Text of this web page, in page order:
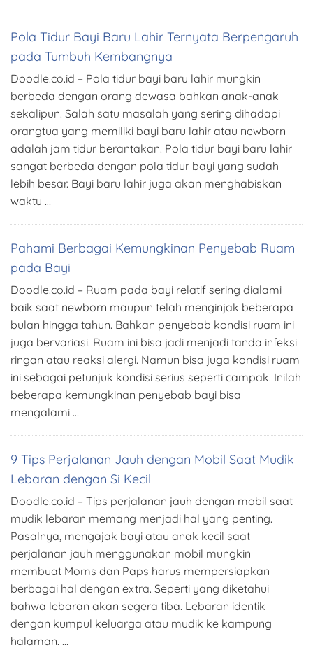
Pola Tidur Bayi Baru Lahir Ternyata Berpengaruh
pada Tumbuh Kembangnya
Doodle.co.id – Pola tidur bayi baru lahir mungkin
berbeda dengan orang dewasa bahkan anak-anak
sekalipun. Salah satu masalah yang sering dihadapi
orangtua yang memiliki bayi baru lahir atau newborn
adalah jam tidur berantakan. Pola tidur bayi baru lahir
sangat berbeda dengan pola tidur bayi yang sudah
lebih besar. Bayi baru lahir juga akan menghabiskan
waktu …
Pahami Berbagai Kemungkinan Penyebab Ruam
pada Bayi
Doodle.co.id – Ruam pada bayi relatif sering dialami
baik saat newborn maupun telah menginjak beberapa
bulan hingga tahun. Bahkan penyebab kondisi ruam ini
juga bervariasi. Ruam ini bisa jadi menjadi tanda infeksi
ringan atau reaksi alergi. Namun bisa juga kondisi ruam
ini sebagai petunjuk kondisi serius seperti campak. Inilah
beberapa kemungkinan penyebab bayi bisa
mengalami …
9 Tips Perjalanan Jauh dengan Mobil Saat Mudik
Lebaran dengan Si Kecil
Doodle.co.id – Tips perjalanan jauh dengan mobil saat
mudik lebaran memang menjadi hal yang penting.
Pasalnya, mengajak bayi atau anak kecil saat
perjalanan jauh menggunakan mobil mungkin
membuat Moms dan Paps harus mempersiapkan
berbagai hal dengan extra. Seperti yang diketahui
bahwa lebaran akan segera tiba. Lebaran identik
dengan kumpul keluarga atau mudik ke kampung
halaman. …